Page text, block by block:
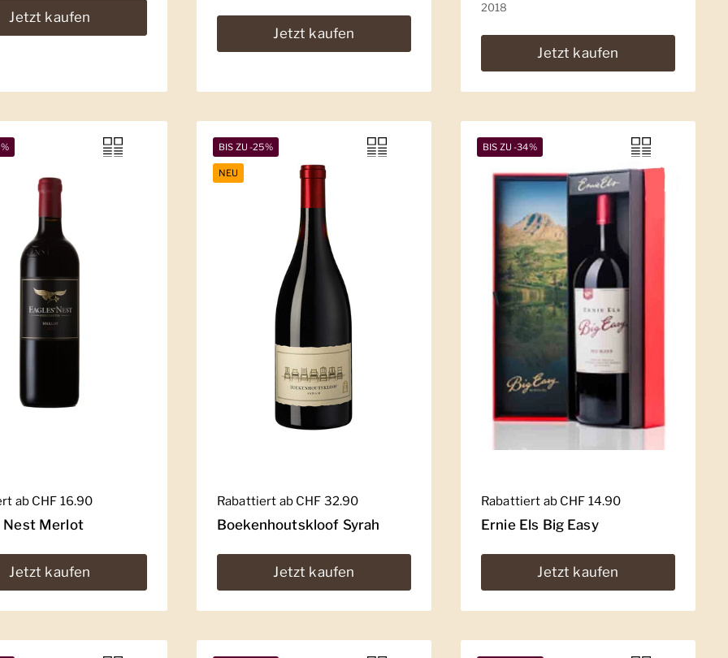
Jetzt kaufen
Jetzt kaufen
2018
Jetzt kaufen
Preis
ab CHF 16.90
Nest Merlot
Jetzt kaufen
Regulärer Preis
Rabattiert ab CHF 32.90
Boekenhoutskloof Syrah
Jetzt kaufen
BIS ZU -25%
NEU
Regulärer Preis
Rabattiert ab CHF 14.90
Ernie Els Big Easy
Jetzt kaufen
BIS ZU -34%